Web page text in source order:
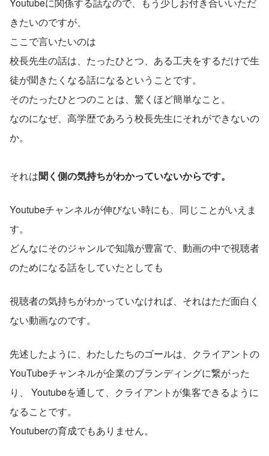
Youtubeに関係する話なので、もう少しお付き合いいただ
きたいのですが、
ここで言いたいのは
校長先生の話は、たったひとつ、ある工夫をするだけで生
徒が聞きたくなる話になるということです。
そのたったひとつのことは、驚くほど簡単なこと。
なのになぜ、高学歴であろう校長先生にそれができないの
か。
それは聞く側の気持ちがわかっていないからです。
Youtubeチャンネルが伸びない時にも、同じことがいえま
す。
どんなにそのジャンルで知識が豊富で、動画の中で視聴者
のためになる話をしていたとしても
視聴者の気持ちがわかっていなければ、それはただ面白く
ない動画なのです。
先述したように、わたしたちのゴールは、クライアントの
YouTubeチャンネルが企業のブランディングに繋がった
り、 Youtubeを通して、クライアントが集客できるように
なることです。
Youtuberの育成でもありません。